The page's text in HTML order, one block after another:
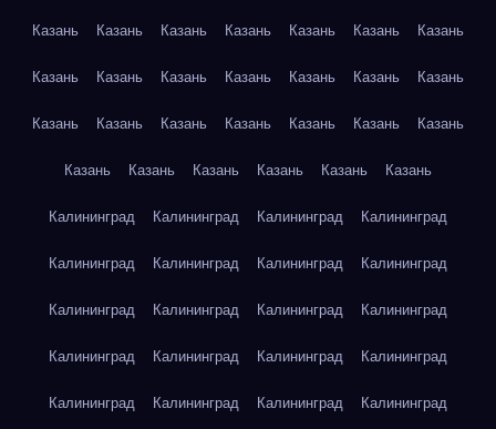
Казань Казань Казань Казань Казань Казань Казань
Казань Казань Казань Казань Казань Казань Казань
Казань Казань Казань Казань Казань Казань Казань
Казань Казань Казань Казань Казань Казань
Калининград Калининград Калининград Калининград
Калининград Калининград Калининград Калининград
Калининград Калининград Калининград Калининград
Калининград Калининград Калининград Калининград
Калининград Калининград Калининград Калининград